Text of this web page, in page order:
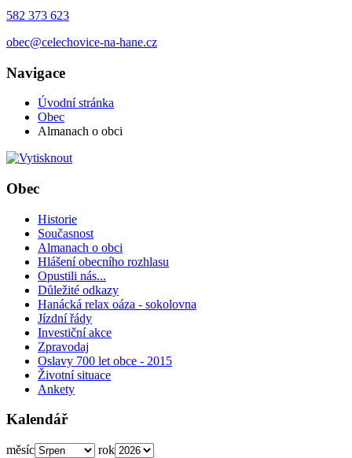
582 373 623
obec@celechovice-na-hane.cz
Navigace
Úvodní stránka
Obec
Almanach o obci
Obec
Historie
Současnost
Almanach o obci
Hlášení obecního rozhlasu
Opustili nás...
Důležité odkazy
Hanácká relax oáza - sokolovna
Jízdní řády
Investiční akce
Zpravodaj
Oslavy 700 let obce - 2015
Životní situace
Ankety
Kalendář
měsíc rok